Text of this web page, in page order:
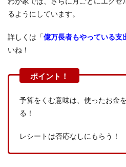
るようにしています。
詳しくは「億万長者もやっている支
いね！
予算をくむ意味は、使ったお金
る！
レシートは否応なしにもらう！